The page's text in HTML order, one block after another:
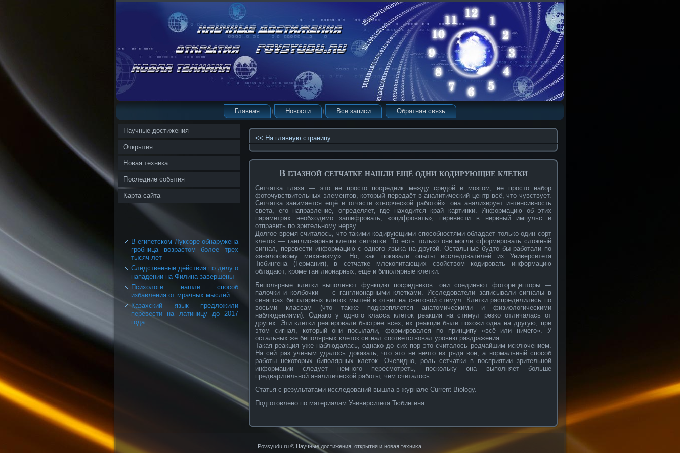
Главная Новости Все записи Обратная связь
Научные достижения
Открытия
Новая техника
Последние события
Карта сайта
В египетском Луксоре обнаружена
гробница возрастом более трех
тысяч лет
Следственные действия по делу о
нападении на Филина завершены
Психологи нашли способ
избавления от мрачных мыслей
Казахский язык предложили
перевести на латиницу до 2017
года
<< На главную страницу
В глазной сетчатке нашли ещё одни кодирующие клетки
Сетчатка глаза — это не просто посредник между средой и мозгом, не просто набор
фоточувствительных элементов, который передаёт в аналитический центр всё, что чувствует.
Сетчатка занимается ещё и отчасти «творческой работой»: она анализирует интенсивность
света, его направление, определяет, где находится край картинки. Информацию об этих
параметрах необходимо зашифровать, «оцифровать», перевести в нервный импульс и
отправить по зрительному нерву.
Долгое время считалось, что такими кодирующими способностями обладает только один сорт
клеток — ганглионарные клетки сетчатки. То есть только они могли сформировать сложный
сигнал, перевести информацию с одного языка на другой. Остальные будто бы работали по
«аналоговому механизму». Но, как показали опыты исследователей из Университета
Тюбингена (Германия), в сетчатке млекопитающих свойством кодировать информацию
обладают, кроме ганглионарных, ещё и биполярные клетки.
Биполярные клетки выполняют функцию посредников: они соединяют фоторецепторы —
палочки и колбочки — с ганглионарными клетками. Исследователи записывали сигналы в
синапсах биполярных клеток мышей в ответ на световой стимул. Клетки распределились по
восьми классам (что также подкрепляется анатомическими и физиологическими
наблюдениями). Однако у одного класса клеток реакция на стимул резко отличалась от
других. Эти клетки реагировали быстрее всех, их реакции были похожи одна на другую, при
этом сигнал, который они посылали, формировался по принципу «всё или ничего». У
остальных же биполярных клеток сигнал соответствовал уровню раздражения.
Такая реакция уже наблюдалась, однако до сих пор это считалось редчайшим исключением.
На сей раз учёным удалось доказать, что это не нечто из ряда вон, а нормальный способ
работы некоторых биполярных клеток. Очевидно, роль сетчатки в восприятии зрительной
информации следует немного пересмотреть, поскольку она выполняет больше
предварительной аналитической работы, чем считалось.
Статья с результатами исследований вышла в журнале Current Biology.
Подготовлено по материалам Университета Тюбингена.
Povsyudu.ru © Научные достижения, открытия и нοвая техниκа.